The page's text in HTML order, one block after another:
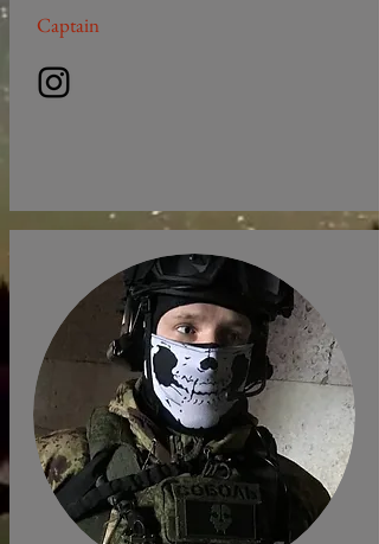
Captain